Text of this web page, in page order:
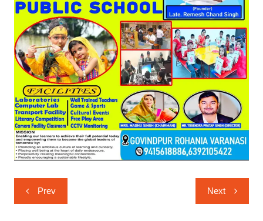
Post
navigation
Prev Next